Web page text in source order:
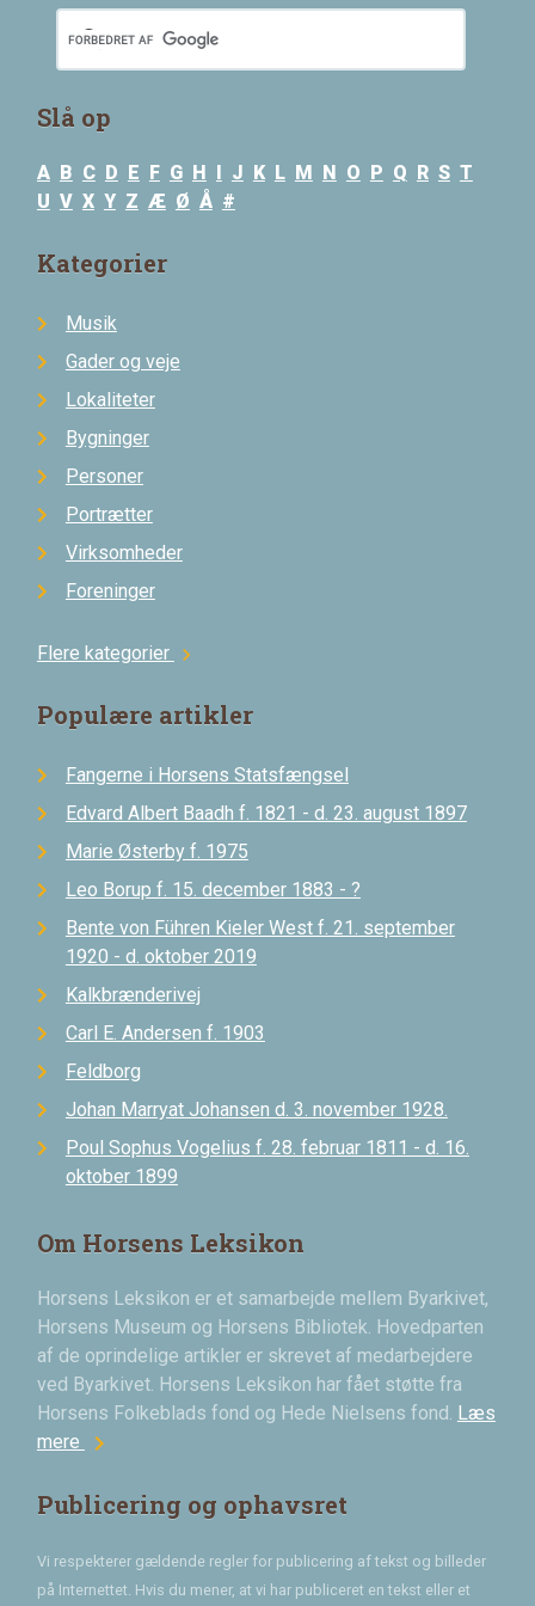
Slå op
A B C D E F G H I J K L M N O P Q R S T
U V X Y Z Æ Ø Å #
Kategorier
Musik
Gader og veje
Lokaliteter
Bygninger
Personer
Portrætter
Virksomheder
Foreninger
Flere kategorier chevron_right
Populære artikler
Fangerne i Horsens Statsfængsel
Edvard Albert Baadh f. 1821 - d. 23. august 1897
Marie Østerby f. 1975
Leo Borup f. 15. december 1883 - ?
Bente von Führen Kieler West f. 21. september
1920 - d. oktober 2019
Kalkbrænderivej
Carl E. Andersen f. 1903
Feldborg
Johan Marryat Johansen d. 3. november 1928.
Poul Sophus Vogelius f. 28. februar 1811 - d. 16.
oktober 1899
Om Horsens Leksikon
Horsens Leksikon er et samarbejde mellem Byarkivet,
Horsens Museum og Horsens Bibliotek. Hovedparten
af de oprindelige artikler er skrevet af medarbejdere
ved Byarkivet. Horsens Leksikon har fået støtte fra
Horsens Folkeblads fond og Hede Nielsens fond. Læs
mere chevron_right
Publicering og ophavsret
Vi respekterer gældende regler for publicering af tekst og billeder
på Internettet. Hvis du mener, at vi har publiceret en tekst eller et